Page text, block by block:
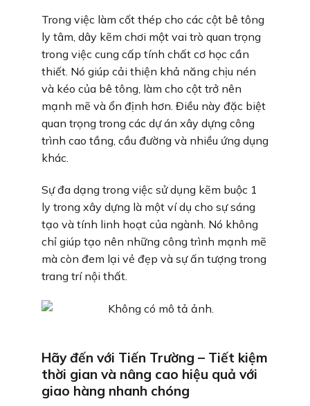
Trong việc làm cốt thép cho các cột bê tông
ly tâm, dây kẽm chơi một vai trò quan trọng
trong việc cung cấp tính chất cơ học cần
thiết. Nó giúp cải thiện khả năng chịu nén
và kéo của bê tông, làm cho cột trở nên
mạnh mẽ và ổn định hơn. Điều này đặc biệt
quan trọng trong các dự án xây dựng công
trình cao tầng, cầu đường và nhiều ứng dụng
khác.
Sự đa dạng trong việc sử dụng kẽm buộc 1
ly trong xây dựng là một ví dụ cho sự sáng
tạo và tính linh hoạt của ngành. Nó không
chỉ giúp tạo nên những công trình mạnh mẽ
mà còn đem lại vẻ đẹp và sự ấn tượng trong
trang trí nội thất.
Hãy đến với Tiến Trường – Tiết kiệm
thời gian và nâng cao hiệu quả với
giao hàng nhanh chóng